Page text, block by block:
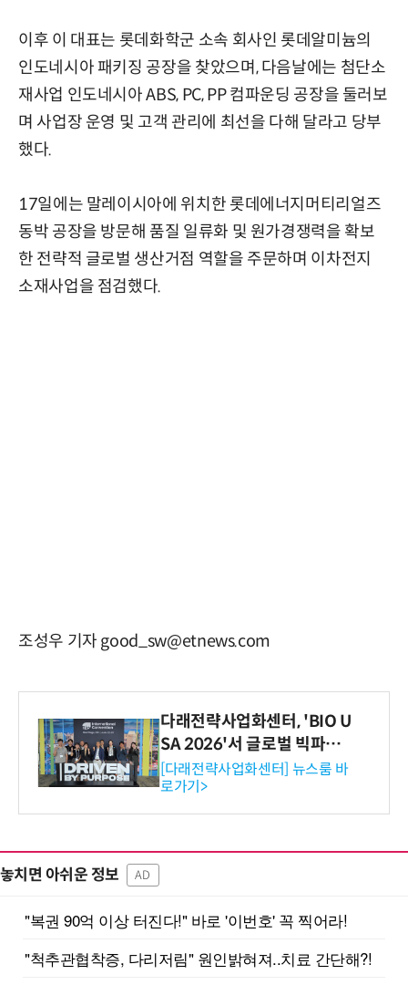
이후 이 대표는 롯데화학군 소속 회사인 롯데알미늄의
인도네시아 패키징 공장을 찾았으며, 다음날에는 첨단소
재사업 인도네시아 ABS, PC, PP 컴파운딩 공장을 둘러보
며 사업장 운영 및 고객 관리에 최선을 다해 달라고 당부
했다.
17일에는 말레이시아에 위치한 롯데에너지머티리얼즈
동박 공장을 방문해 품질 일류화 및 원가경쟁력을 확보
한 전략적 글로벌 생산거점 역할을 주문하며 이차전지
소재사업을 점검했다.
조성우 기자 good_sw@etnews.com
다래전략사업화센터, 'BIO U
SA 2026'서 글로벌 빅파마
와의 비즈니스 미팅 지원…K
-바이오 해외 진출 교두보 확
보
[다래전략사업화센터] 뉴스룸 바
로가기>
놓치면 아쉬운 정보 AD